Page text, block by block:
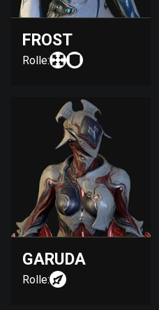
FROST
Rolle:
GARUDA
Rolle: